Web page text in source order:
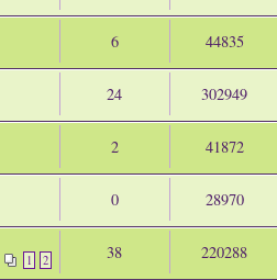
6 44835
24 302949
2 41872
0 28970
1 2 38 220288